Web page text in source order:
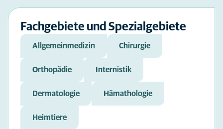
Fachgebiete und Spezialgebiete
Allgemeinmedizin Chirurgie
Orthopädie Internistik
Dermatologie Hämathologie
Heimtiere